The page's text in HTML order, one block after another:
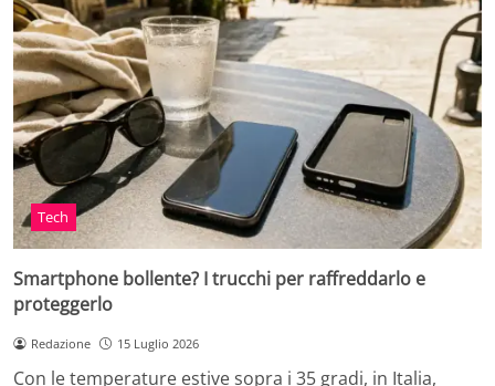
Tech
Smartphone bollente? I trucchi per raffreddarlo e
proteggerlo
Redazione 15 Luglio 2026
Con le temperature estive sopra i 35 gradi, in Italia,